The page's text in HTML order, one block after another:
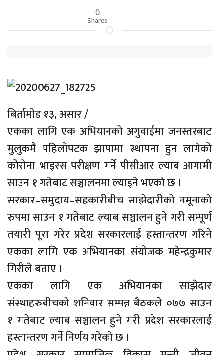
0
Shares
बिर्तामोड १३, असार /
एकका लागि एक अभियानको अगुवाईमा जनस्तरबाट
मुलुकमै पहिलोपटक झापामा स्थापना हुन लागेको
कोरोना भाइरस परीक्षण गर्ने पीसीआर ल्याब आगामी
साउन १ गतेबाट सञ्चालनमा ल्याइने भएको छ ।
सरकार–समुदाय–सहकारीबीच साझेदारीको नमूनाको
रुपमा साउन १ गतेबाट ल्याब सञ्चालन हुने गरी सम्पूर्ण
तयारी पूरा गरेर प्रदेश सरकारलाई हस्तान्तरण गरिने
एकका लागि एक अभियानका संयोजक महेन्द्रकुमार
गिरीले बताए ।
एकका लागि एक अभियानका साझेदार
संस्थाहरुबीचको शनिवार सम्पन्न बैठकले ०७७ साउन
१ गतेबाट ल्याब सञ्चालन हुने गरी प्रदेश सरकारलाई
हस्तान्तरण गर्ने निर्णय गरेको छ ।